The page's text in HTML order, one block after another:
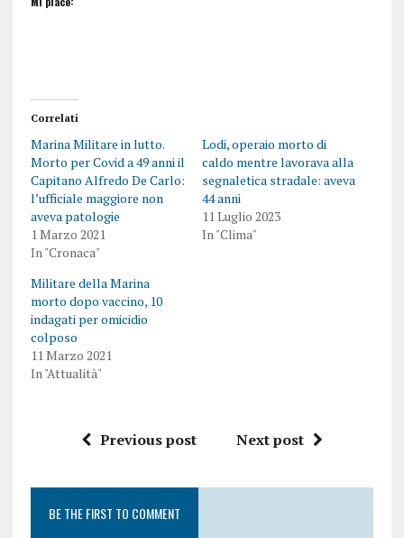
Correlati
Marina Militare in lutto.
Morto per Covid a 49 anni il
Capitano Alfredo De Carlo:
l’ufficiale maggiore non
aveva patologie
1 Marzo 2021
In "Cronaca"
Lodi, operaio morto di
caldo mentre lavorava alla
segnaletica stradale: aveva
44 anni
11 Luglio 2023
In "Clima"
Militare della Marina
morto dopo vaccino, 10
indagati per omicidio
colposo
11 Marzo 2021
In "Attualità"
Previous post Next post
BE THE FIRST TO COMMENT